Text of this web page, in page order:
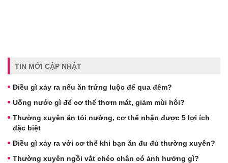
TIN MỚI CẬP NHẬT
Điều gì xảy ra nếu ăn trứng luộc để qua đêm?
Uống nước gì để cơ thể thơm mát, giảm mùi hôi?
Thường xuyên ăn tỏi nướng, cơ thể nhận được 5 lợi ích
đặc biệt
Điều gì xảy ra với cơ thể khi bạn ăn đu đủ thường xuyên?
Thường xuyên ngồi vắt chéo chân có ảnh hưởng gì?